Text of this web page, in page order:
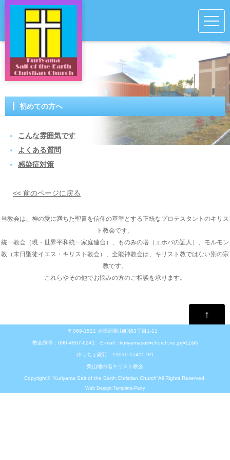
初めての方へ
こんな雰囲気です
よくある質問
感染症対策
<< 前のページに戻る
当教会は、神の愛に満ちた聖書を信仰の基準とする正統なプロテスタントのキリス
ト教会です。
統一教会（現・世界平和統一家庭連合）、ものみの塔（エホバの証人）、モルモン
教（末日聖徒イエス・キリスト教会）、全能神教会は、キリスト教ではない別の宗
教です。
これらやその他でお悩みの方のご相談を承ります。
↑
〒069-1521 夕張郡栗山町錦3丁目1-11
教会携帯：090-4867-6241 E-mail：kuriyamasalt●church.ne.jp(●は@)
ゆうちょ銀行 19030-15415781
栗山地の塩キリスト教会
Copyright© ”Kuriyama Salt of the Earth Christian Church”All Rights Reserved.
Web Design:Template-Party